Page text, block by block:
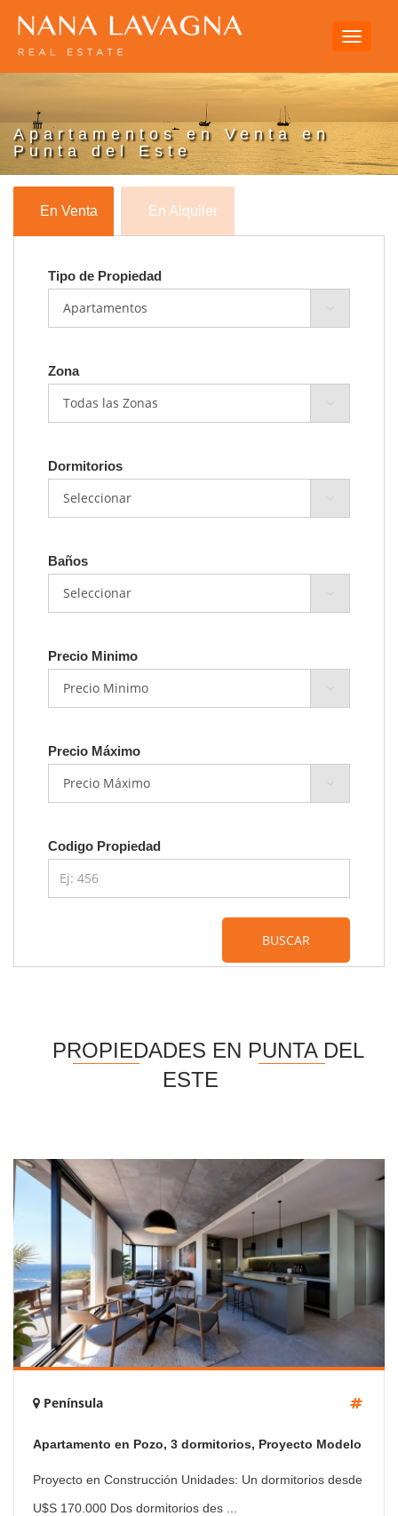
Toggle
Apartamentos en Venta en
Punta del Este
En Venta En Alquiler
Tipo de Propiedad
Zona
Dormitorios
Baños
Precio Minimo
Precio Máximo
Codigo Propiedad
BUSCAR
PROPIEDADES EN PUNTA DEL
ESTE
Península
Apartamento en Pozo, 3 dormitorios, Proyecto Modelo
Proyecto en Construcción Unidades: Un dormitorios desde
U$S 170.000 Dos dormitorios des ...